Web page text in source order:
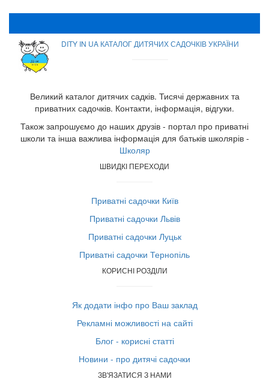
DITY IN UA КАТАЛОГ ДИТЯЧИХ САДОЧКІВ УКРАЇНИ
Великий каталог дитячих садків. Тисячі державних та
приватних садочків. Контакти, інформація, відгуки.
Також запрошуємо до наших друзів - портал про приватні
школи та інша важлива інформація для батьків школярів -
Школяр
ШВИДКІ ПЕРЕХОДИ
Приватні садочки Київ
Приватні садочки Львів
Приватні садочки Луцьк
Приватні садочки Тернопіль
КОРИСНІ РОЗДІЛИ
Як додати інфо про Ваш заклад
Рекламні можливості на сайті
Блог - корисні статті
Новини - про дитячі садочки
ЗВ'ЯЗАТИСЯ З НАМИ